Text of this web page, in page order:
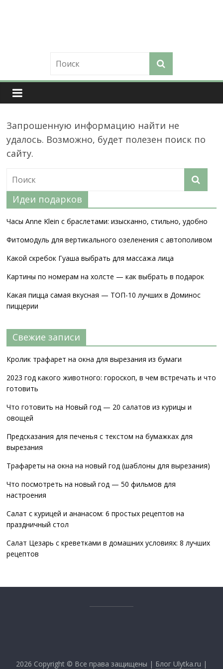
Улитка
Журнал
мудрой
женщины.
и
полезно
о
Запрошенную информацию найти не
удалось. Возможно, будет полезен поиск по
сайту.
Идеи подарков
Часы Anne Klein с браслетами: изысканно, стильно, удобно
Фитомодуль для вертикального озеленения с автополивом
Какой скребок Гуаша выбрать для массажа лица
Картины по номерам на холсте — как выбрать в подарок
Какая пицца самая вкусная — ТОП-10 лучших в Доминос
пиццерии
Свежие записи
Кролик трафарет на окна для вырезания из бумаги
2023 год какого животного: гороскоп, в чем встречать и что
готовить
Что готовить на Новый год — 20 салатов из курицы и
овощей
Предсказания для печенья с текстом на бумажках для
вырезания
Трафареты на окна на новый год (шаблоны для вырезания)
Что посмотреть на новый год — 50 фильмов для
настроения
Салат с курицей и ананасом: 6 простых рецептов на
праздничный стол
Салат Цезарь с креветками в домашних условиях: 8 лучших
рецептов
2026 Copyright © Все права защищены | Блог Ulytka.ru |